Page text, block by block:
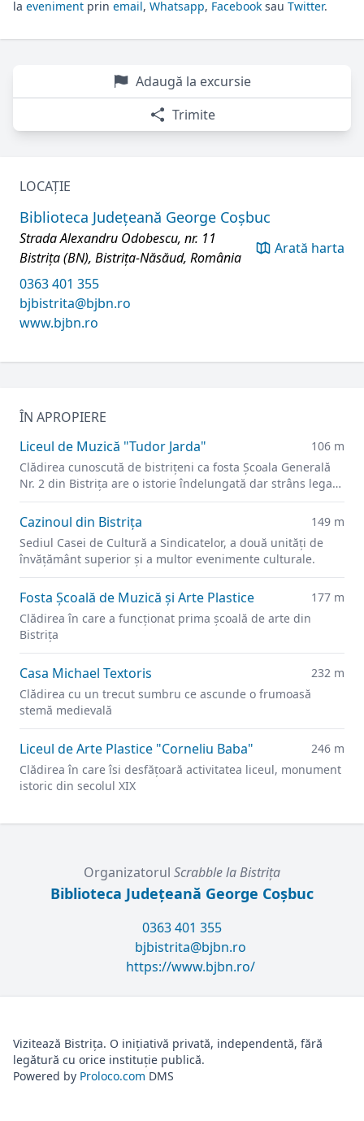
la eveniment prin email, Whatsapp, Facebook sau Twitter.
Adaugă la excursie
Trimite
LOCAȚIE
Biblioteca Județeană George Coșbuc
Strada Alexandru Odobescu, nr. 11
Bistrița (BN), Bistrița-Năsăud, România
Arată harta
0363 401 355
bjbistrita@bjbn.ro
www.bjbn.ro
ÎN APROPIERE
Liceul de Muzică "Tudor Jarda"
106 m
Clădirea cunoscută de bistrițeni ca fosta Şcoala Generală
Nr. 2 din Bistrița are o istorie îndelungată dar strâns legată
de învățământul orașului.
Cazinoul din Bistrița
149 m
Sediul Casei de Cultură a Sindicatelor, a două unități de
învățământ superior și a multor evenimente culturale.
Fosta Școală de Muzică şi Arte Plastice
177 m
Clădirea în care a funcționat prima școală de arte din
Bistrița
Casa Michael Textoris
232 m
Clădirea cu un trecut sumbru ce ascunde o frumoasă
stemă medievală
Liceul de Arte Plastice "Corneliu Baba"
246 m
Clădirea în care îsi desfățoară activitatea liceul, monument
istoric din secolul XIX
Organizatorul Scrabble la Bistriţa
Biblioteca Județeană George Coșbuc
0363 401 355
bjbistrita@bjbn.ro
https://www.bjbn.ro/
Vizitează Bistrița. O inițiativă privată, independentă, fără
legătură cu orice instituție publică.
Powered by Proloco.com DMS